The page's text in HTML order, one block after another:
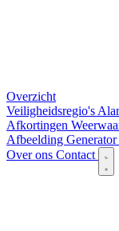
Overzicht
Veiligheidsregio's
Afkortingen
Afbeelding Generator
Over ons Contact